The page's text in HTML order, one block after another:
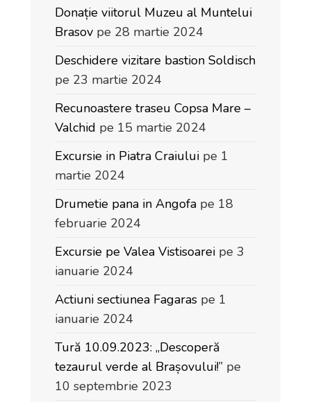
Donație viitorul Muzeu al Muntelui
Brasov pe 28 martie 2024
Deschidere vizitare bastion Soldisch
pe 23 martie 2024
Recunoastere traseu Copsa Mare –
Valchid pe 15 martie 2024
Excursie in Piatra Craiului pe 1
martie 2024
Drumetie pana in Angofa pe 18
februarie 2024
Excursie pe Valea Vistisoarei pe 3
ianuarie 2024
Actiuni sectiunea Fagaras pe 1
ianuarie 2024
Tură 10.09.2023: „Descoperă
tezaurul verde al Brașovului!” pe
10 septembrie 2023